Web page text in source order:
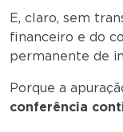
E, claro, sem
financeiro e do
permanente de
Porque a
conferência